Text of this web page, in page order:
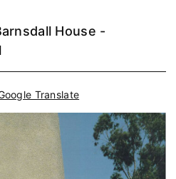
House -
Translate